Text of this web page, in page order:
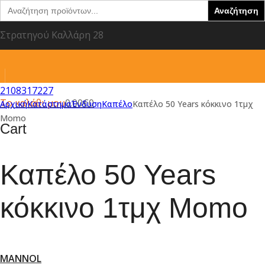
Search
for:
Στρατηγού Καλλάρη 28
2108317227
Το καλάθι μου0.00€0
Cart
MANNOL
ΑρχικήΚατάστημαΈνδυσηΚαπέλοΚαπέλο 50 Years κόκκινο 1τμχ
Momo
Καπέλο 50 Years
κόκκινο 1τμχ Momo
Επετιακό καπέλο για τα 50 χρόνια της Momo.